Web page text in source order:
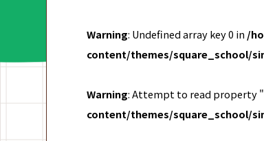
Warning: Undefined array key 0 in /
content/themes/square_school/
Warning: Attempt to read property
content/themes/square_school/